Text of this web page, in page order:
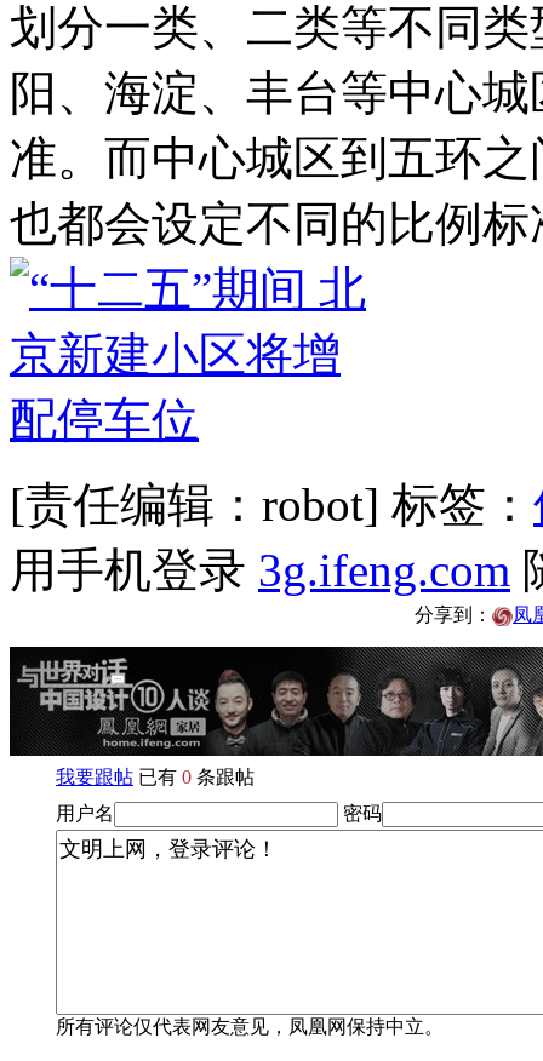
划分一类、二类等不同
阳、海淀、丰台等中心
准。而中心城区到五环
也都会设定不同的比例
[责任编辑：robot] 标签：
用手机登录 3g.ifeng.com
分享到： 凤
我要跟帖 已有 0 条跟帖
用户名
密码
所有评论仅代表网友意见，凤凰网保持中立。